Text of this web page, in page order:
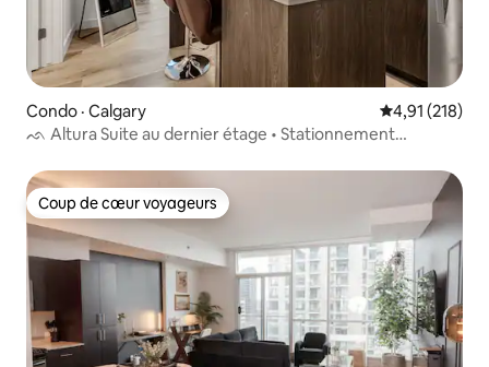
Condo · Calgary Note
4,91 (218)
ᨒ Altura Suite au dernier étage • Stationnement
Coup de cœur voyageurs
Coup de cœur voyageurs